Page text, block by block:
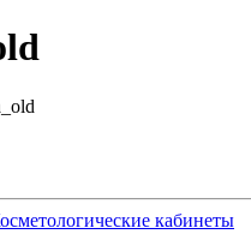
кабинеты